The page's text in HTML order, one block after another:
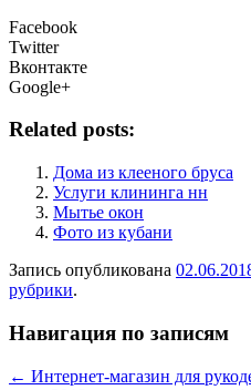
Facebook
Twitter
Вконтакте
Google+
Related posts:
Дома из клееного бруса
Услуги клининга нн
Мытье окон
Фото из кубани
Запись опубликована
рубрики.
Навигация по записям
← Интернет-магазин для